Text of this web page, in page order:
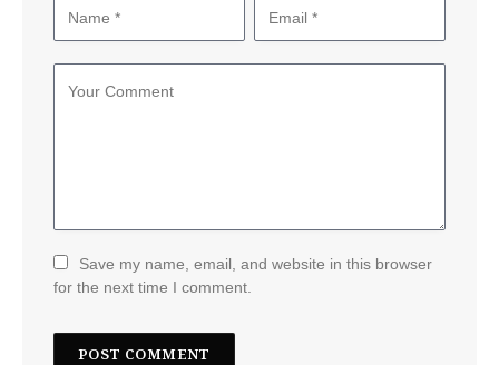
Save my name, email, and website in this browser
for the next time I comment.